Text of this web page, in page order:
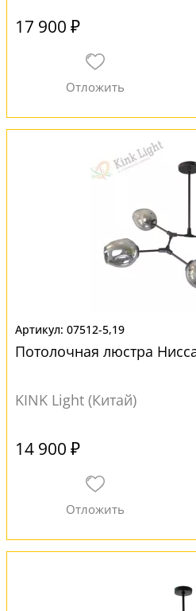
17 900 ₽
07512-5,19
Потолочная люстра
KINK Light (Китай)
14 900 ₽